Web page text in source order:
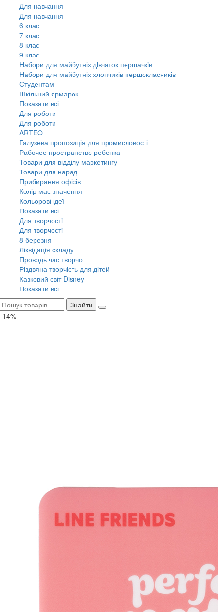
Для навчання
Для навчання
6 клас
7 клас
8 клас
9 клас
Набори для майбутніх дiвчаток першачкiв
Набори для майбутніх хлопчиків першокласників
Студентам
Шкільний ярмарок
Показати всі
Для роботи
Для роботи
ARTEO
Галузева пропозиція для промисловості
Рабочее пространство ребенка
Товари для відділу маркетингу
Товари для нарад
Прибирання офісів
Колір має значення
Кольорові ідеї
Показати всі
Для творчостi
Для творчостi
8 березня
Ліквідація складу
Проводь час творчо
Різдвяна творчість для дітей
Казковий світ Disney
Показати всі
Знайти
-14%